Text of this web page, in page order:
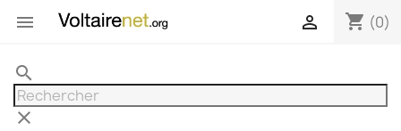
 shopping_cart (0)

search
clear